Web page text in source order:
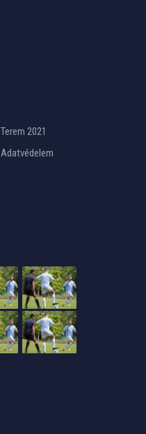
Terem 2021
Adatvédelem